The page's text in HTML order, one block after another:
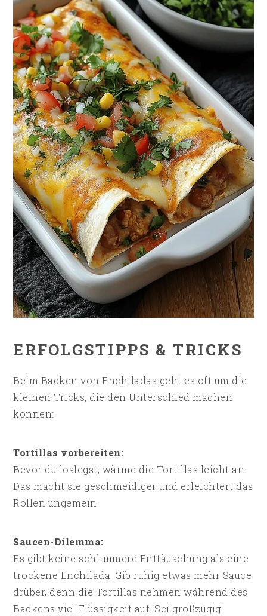
ERFOLGSTIPPS & TRICKS
Beim Backen von Enchiladas geht es oft um die
kleinen Tricks, die den Unterschied machen
können:
Tortillas vorbereiten:
Bevor du loslegst, wärme die Tortillas leicht an.
Das macht sie geschmeidiger und erleichtert das
Rollen ungemein.
Saucen-Dilemma:
Es gibt keine schlimmere Enttäuschung als eine
trockene Enchilada. Gib ruhig etwas mehr Sauce
drüber, denn die Tortillas nehmen während des
Backens viel Flüssigkeit auf. Sei großzügig!